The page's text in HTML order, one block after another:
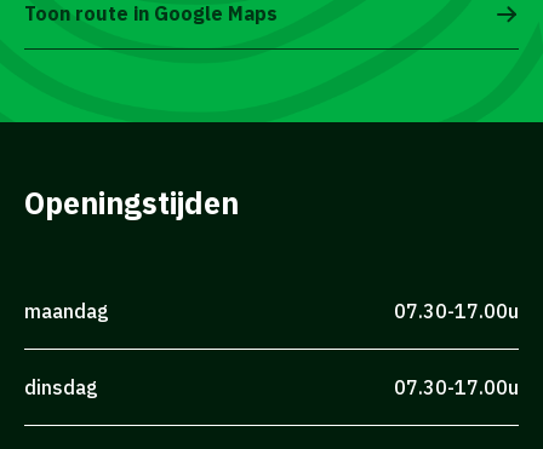
Toon route in Google Maps
Openingstijden
maandag 07.30-17.00u
dinsdag 07.30-17.00u